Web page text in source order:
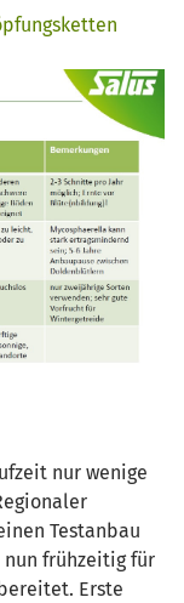
nur wenige
Testanbau
frühzeitig für
Erste